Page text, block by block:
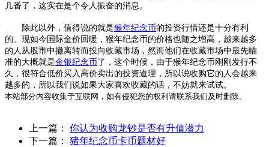
几番了，这实在是个令人振奋的消息。
除此以外，值得说的就是猴年纪念币的投资行情还是十分有利
的。现如今国际金价回暖，猴年纪念币的价格也随之增高，越来越多
的人从股市中撤离转而投向收藏市场，然而他们在收藏市场中最先瞄
准的大概就是金银纪念币了，这个时候，由于猴年纪念币刚刚发行不
久，很符合低价买入高价卖出的投资道理，所以说收购它的人会越来
越多的，所以我们说如果大家喜欢收藏的话，不妨就来试试。
本站部分内容收集于互联网，如有侵犯您的权利请联系我们及时删除。
上一篇： 你认为收购龙钞是否有升值潜力
下一篇： 猪年纪念币卡币题材好